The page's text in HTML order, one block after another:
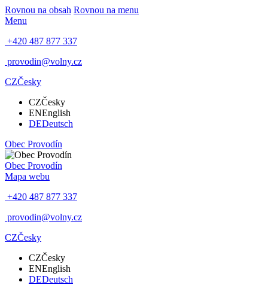
Rovnou na obsah Rovnou na menu
Menu
+420 487 877 337
provodin@volny.cz
CZČesky
CZČesky
ENEnglish
DEDeutsch
Obec Provodín
Obec Provodín
Mapa webu
+420 487 877 337
provodin@volny.cz
CZČesky
CZČesky
ENEnglish
DEDeutsch